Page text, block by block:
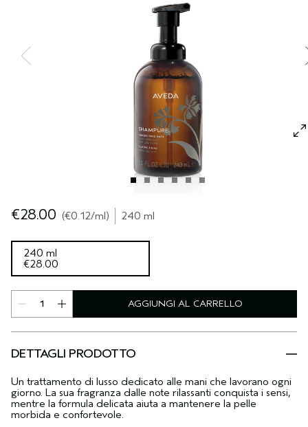
CUOIO CAPELLUTO SENSIBILE
TUTTE LE COLLEZIONI
€28.00 €0.12/ml 240 ml
240 ml
€28.00
AGGIUNGI AL CARRELLO
DETTAGLI PRODOTTO
Un trattamento di lusso dedicato alle mani che lavorano ogni
giorno. La sua fragranza dalle note rilassanti conquista i sensi,
mentre la formula delicata aiuta a mantenere la pelle
morbida e confortevole.